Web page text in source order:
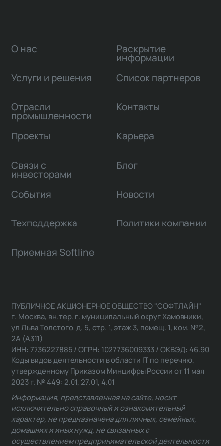
О нас
Услуги и решения
Отрасли
промышленности
Проекты
Связи с
инвесторами
Раскрытие
информации
Список партнеров
Контакты
Карьера
Блог
События Новости
Техподдержка Политики компании
Приемная Softline
ПУБЛИЧНОЕ АКЦИОНЕРНОЕ ОБЩЕСТВО "СОФТЛАЙН"
г. Москва, вн.тер. г. муниципальный округ Хамовники,
ул Льва Толстого, д. 5, стр. 1, этаж 3, помещ. 1, ком. №2,
2А (А311)
ИНН: 7736227885 / ОГРН: 1027736009333 / ОКВЭД: 46.90
Коды видов деятельности в области IT по перечню,
утвержденному Приказом Минцифры России от 11 мая
2023 г. № 449: 2.01, 27.01, 4.01
Информация, представленная на сайте, носит
исключительно справочный и ознакомительный
характер, не предназначена для личных, семейных,
домашних и иных нужд, не связанных с
осуществлением предпринимательской деятельности